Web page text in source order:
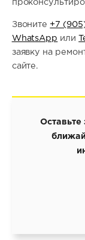
Звоните +7
WhatsApp или
заявку на
сайте.